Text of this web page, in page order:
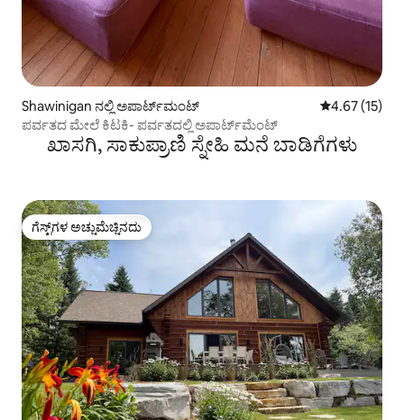
Shawinigan ನಲ್ಲಿ ಅಪಾರ್ಟ್‌ಮಂಟ್ 5 ರಲ್ಲಿ 4.67
4.67 (15)
ಪರ್ವತದ ಮೇಲೆ ಕಿಟಕಿ- ಪರ್ವತದಲ್ಲಿ ಅಪಾರ್ಟ್‌ಮೆಂಟ್
ಖಾಸಗಿ, ಸಾಕುಪ್ರಾಣಿ ಸ್ನೇಹಿ ಮನೆ ಬಾಡಿಗೆಗಳು
ಗೆಸ್ಟ್‌ಗಳ ಅಚ್ಚುಮೆಚ್ಚಿನದು
ಗೆಸ್ಟ್‌ಗಳ ಅಚ್ಚುಮೆಚ್ಚಿನದು